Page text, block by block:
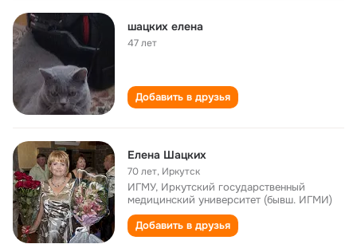
шацких елена
47 лет
Добавить в друзья
Елена Шацких
70 лет, Иркутск
ИГМУ, Иркутский государственный
медицинский университет (бывш. ИГМИ)
Добавить в друзья